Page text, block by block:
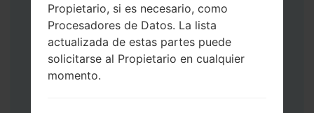
Agregue todos los archivos a Odin 3.
Si desea hacer clean flash, use CSC _ *** o
use HOME_CSC _ *** para mantener sus
datos y aplicaciones.
Ahora apague su teléfono y entre al Modo
Propietario, si es necesario, como
Procesadores de Datos. La lista
actualizada de estas partes puede
solicitarse al Propietario en cualquier
momento.